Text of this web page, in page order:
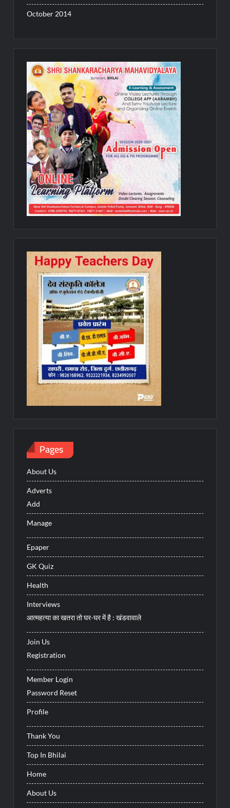
October 2014
Pages
About Us
Adverts
Add
Manage
Epaper
GK Quiz
Health
Interviews
आत्महत्या का खतरा तो घर-घर में है : खंडवावाले
Join Us
Registration
Member Login
Password Reset
Profile
Thank You
Top In Bhilai
Home
About Us